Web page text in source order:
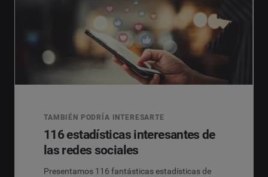
TAMBIÉN PODRÍA INTERESARTE
116 estadísticas interesantes de
las redes sociales
Presentamos 116 fantásticas estadísticas de